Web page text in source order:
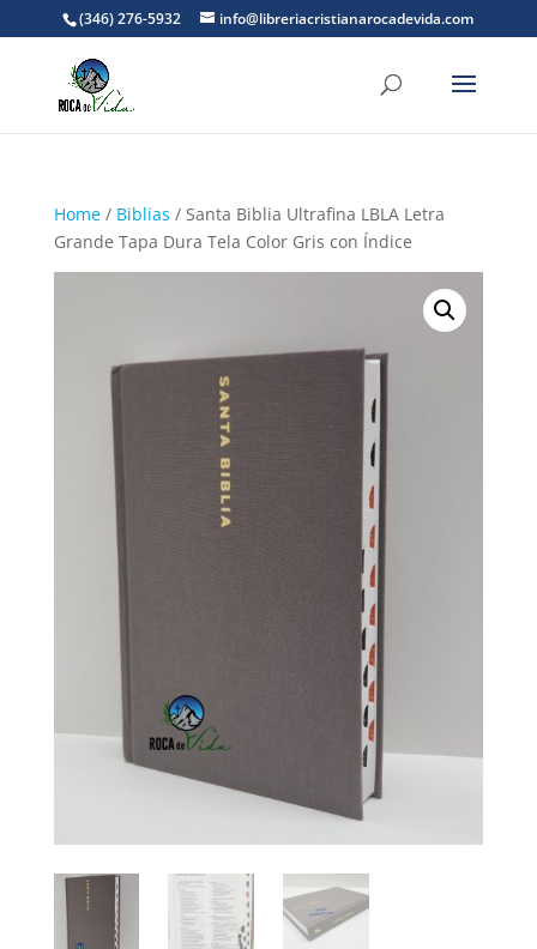
(346) 276-5932 info@libreriacristianarocadevida.com
Home/ Biblias / Santa Biblia Ultrafina LBLA Letra
Grande Tapa Dura Tela Color Gris con Índice